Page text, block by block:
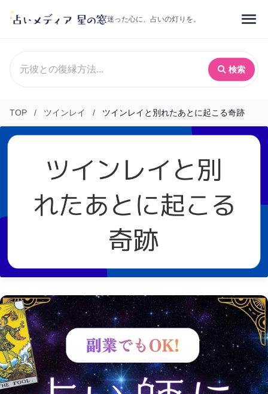
迷った心に、占いの灯りを。
検索
TOP / ツインレイ / ツインレイと別れたあとに起こる奇跡